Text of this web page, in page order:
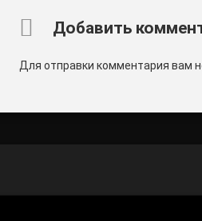
Комментарии
Добавить
Для отправки комментария вам